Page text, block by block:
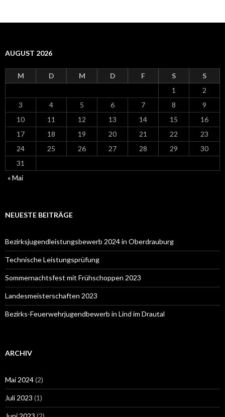
AUGUST 2026
M D M D F S
S
1
2
3
4 5 6 7 8
9
10
11 12 13 14 15
16
17
18 19 20 21 22
23
24
25 26 27 28 29
30
31
« Mai
NEUESTE BEITRÄGE
Bezirksjugendleistungsbewerb 2024 in Oberdrauburg
Technische Leistungsprüfung
Sommernachtsfest mit Frühschoppen 2023
Landesmeisterschaften 2023
Bezirks-Feuerwehrjugendbewerb in Lind im Drautal
ARCHIV
Mai 2024(2)
Juli 2023 (1)